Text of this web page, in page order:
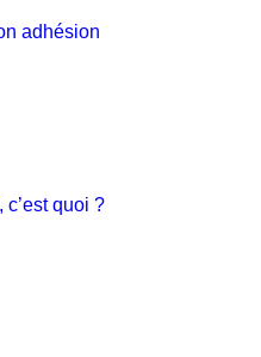
adhésion
quoi ?